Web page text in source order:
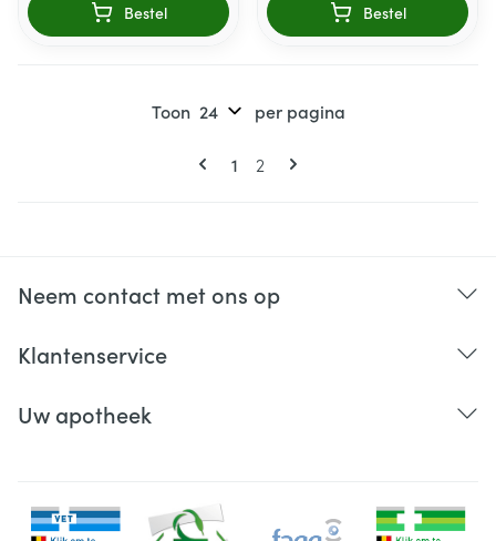
Bestel Bestel
Pagina's
U lees momenteel pagina
1 Pagina
2
Toon per pagina
Neem contact met ons op
Klantenservice
Uw apotheek